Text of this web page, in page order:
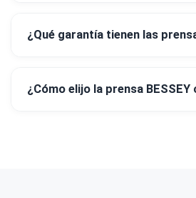
¿Qué garantía tienen las
¿Cómo elijo la prensa